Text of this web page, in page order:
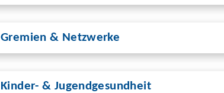
Gremien & Netzwerke
Kinder- & Jugendgesundheit